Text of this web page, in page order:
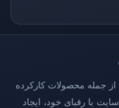
جانبی پی‌سی، مرجع فروش تمامی محصولات IT از جمله محصولات کارکرده
با رقبای خود، ایجاد